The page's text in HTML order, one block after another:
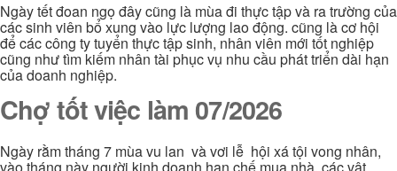
Ngày tết đoan ngọ đây cũng là mùa đi thực tập và ra trường của
các sinh viên bổ xung vào lực lượng lao động. cũng là cơ hội
để các công ty tuyển thực tập sinh, nhân viên mới tốt nghiệp
cũng như tìm kiếm nhân tài phục vụ nhu cầu phát triển dài hạn
của doanh nghiệp.
Chợ tốt việc làm 07/2026
Ngày rằm tháng 7 mùa vu lan và vơi lễ hội xá tội vong nhân,